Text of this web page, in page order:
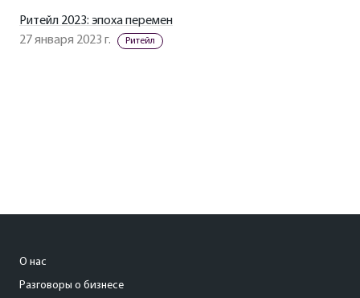
Ритейл 2023: эпоха перемен
27 января 2023 г.
Ритейл
О нас
Разговоры о бизнесе